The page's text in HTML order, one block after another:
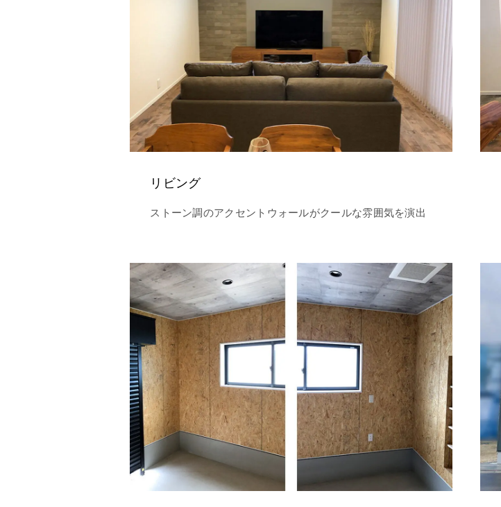
リビング
ストーン調のアクセントウォールがクールな雰囲気を演出